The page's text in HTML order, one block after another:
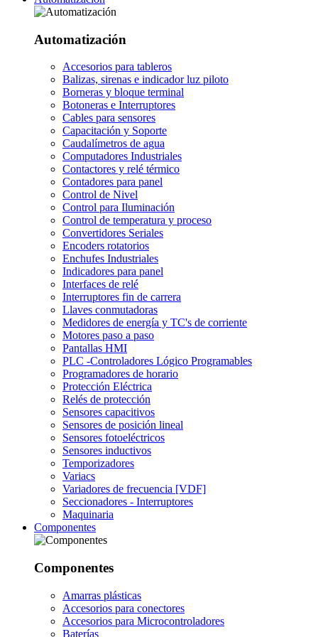
Automatización
Accesorios para tableros
Balizas, sirenas e indicador luz piloto
Borneras y bloque terminal
Botoneras e Interruptores
Cables para sensores
Capacitación y Soporte
Caudalímetros de agua
Computadores Industriales
Contactores y relé térmico
Contadores para panel
Control de Nivel
Control para Iluminación
Control de temperatura y proceso
Convertidores Seriales
Encoders rotatorios
Enchufes Industriales
Indicadores para panel
Interfaces de relé
Interruptores fin de carrera
Llaves conmutadoras
Medidores de energía y TC's de corriente
Motores paso a paso
Pantallas HMI
PLC -Controladores Lógico Programables
Programadores de horario
Protección Eléctrica
Relés de protección
Sensores capacitivos
Sensores de posición lineal
Sensores fotoeléctricos
Sensores inductivos
Temporizadores
Variacs
Variadores de frecuencia [VDF]
Seccionadores - Interruptores
Maquinaria
Componentes
Componentes
Amarras plásticas
Accesorios para conectores
Accesorios para Microcontroladores
Baterías